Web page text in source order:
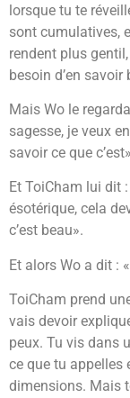
lorsque tu te
sont cumulatives,
rendent plus
besoin d’en
Mais Wo le
sagesse, je veux
savoir ce que
Et ToiCham lui dit
ésotérique, cela
c’est beau».
Et alors Wo a dit :
ToiCham prend
vais devoir
peux. Tu vis dans
ce que tu appelles
dimensions. Mais